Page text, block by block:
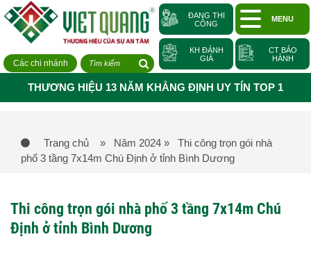
Các chi nhánh
ĐANG THI
CÔNG
MENU
KH ĐÁNH
GIÁ
CT BẢO
HÀNH
THƯƠNG HIỆU 13 NĂM KHẲNG ĐỊNH UY TÍN TOP 1
Trang chủ » Năm 2024 » Thi công trọn gói nhà
phố 3 tầng 7x14m Chú Định ở tỉnh Bình Dương
Thi công trọn gói nhà phố 3 tầng 7x14m Chú
Định ở tỉnh Bình Dương